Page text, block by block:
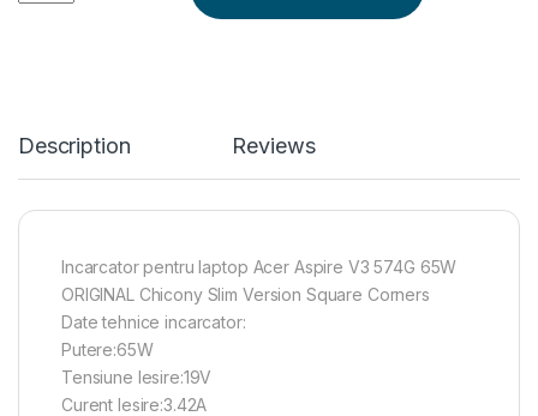
Description Reviews
Incarcator pentru laptop Acer Aspire V3 574G 65W
ORIGINAL Chicony Slim Version Square Corners
Date tehnice incarcator:
Putere:65W
Tensiune Iesire:19V
Curent Iesire:3.42A